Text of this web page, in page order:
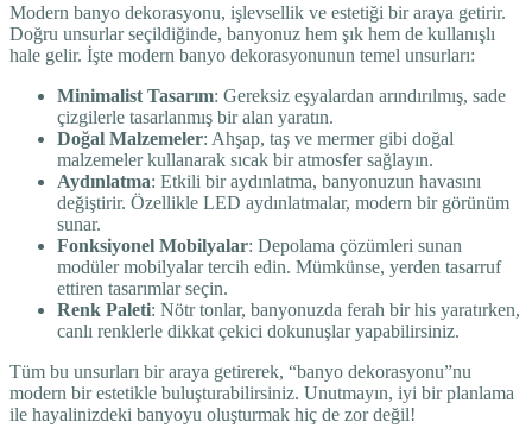
Modern banyo dekorasyonu, işlevsellik ve estetiği bir araya getirir.
Doğru unsurlar seçildiğinde, banyonuz hem şık hem de kullanışlı
hale gelir. İşte modern banyo dekorasyonunun temel unsurları:
Minimalist Tasarım: Gereksiz eşyalardan arındırılmış, sade
çizgilerle tasarlanmış bir alan yaratın.
Doğal Malzemeler: Ahşap, taş ve mermer gibi doğal
malzemeler kullanarak sıcak bir atmosfer sağlayın.
Aydınlatma: Etkili bir aydınlatma, banyonuzun havasını
değiştirir. Özellikle LED aydınlatmalar, modern bir görünüm
sunar.
Fonksiyonel Mobilyalar: Depolama çözümleri sunan
modüler mobilyalar tercih edin. Mümkünse, yerden tasarruf
ettiren tasarımlar seçin.
Renk Paleti: Nötr tonlar, banyonuzda ferah bir his yaratırken,
canlı renklerle dikkat çekici dokunuşlar yapabilirsiniz.
Tüm bu unsurları bir araya getirerek, “banyo dekorasyonu”nu
modern bir estetikle buluşturabilirsiniz. Unutmayın, iyi bir planlama
ile hayalinizdeki banyoyu oluşturmak hiç de zor değil!